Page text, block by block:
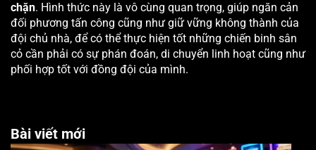
chặn. Hình thức này là vô cùng quan trọng, giúp ngăn cản
đối phương tấn công cũng như giữ vững không thành của
đội chủ nhà, để có thể thực hiện tốt những chiến binh sân
cỏ cần phải có sự phán đoán, di chuyển linh hoạt cũng như
phối hợp tốt với đồng đội của mình.
Bài viết mới